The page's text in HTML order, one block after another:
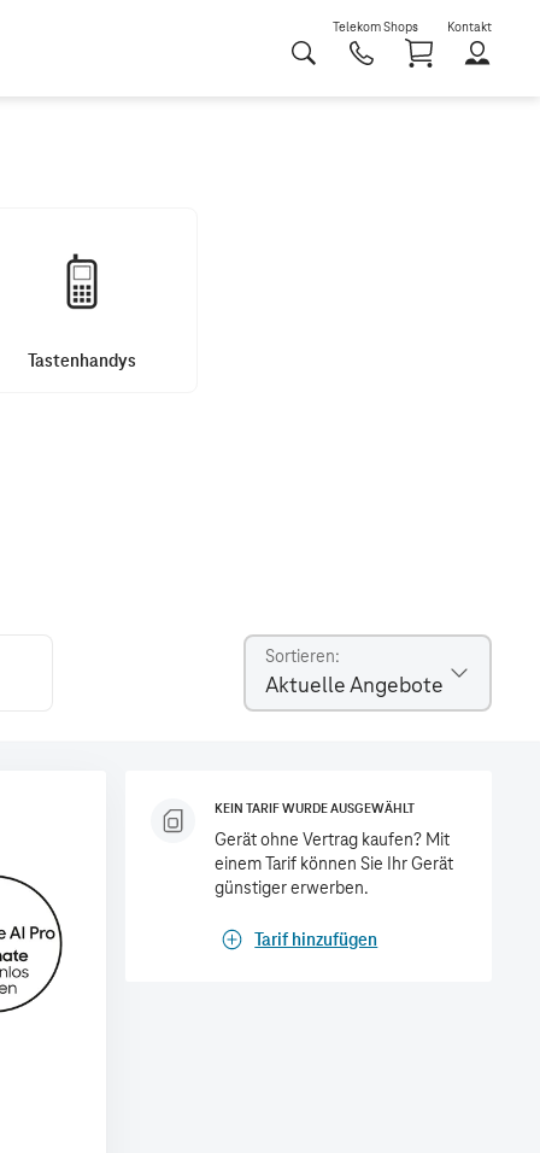
Telekom Shops Kontakt
Tastenhandys
Sortieren
Aktuelle Angebote
KEIN TARIF WURDE AUSGEWÄHLT
Gerät ohne Vertrag kaufen? Mit
einem Tarif können Sie Ihr Gerät
günstiger erwerben.
Tarif hinzufügen